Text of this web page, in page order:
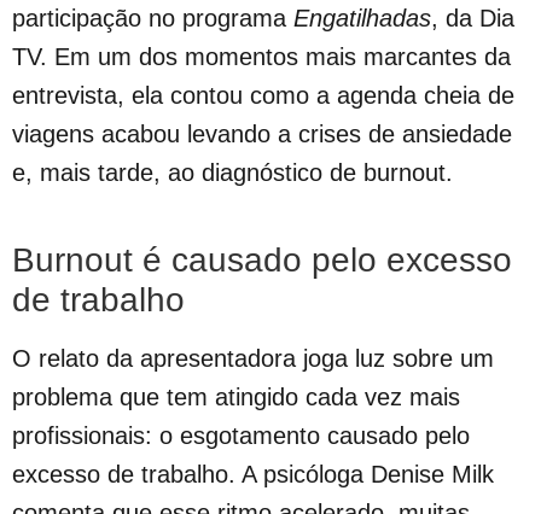
participação no programa Engatilhadas, da Dia
TV. Em um dos momentos mais marcantes da
entrevista, ela contou como a agenda cheia de
viagens acabou levando a crises de ansiedade
e, mais tarde, ao diagnóstico de burnout.
Burnout é causado pelo excesso
de trabalho
O relato da apresentadora joga luz sobre um
problema que tem atingido cada vez mais
profissionais: o esgotamento causado pelo
excesso de trabalho. A psicóloga Denise Milk